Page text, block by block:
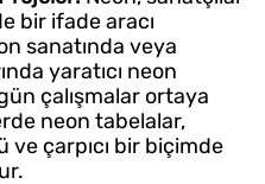
bir ifade aracı
sanatında veya
yaratıcı neon
çalışmalar ortaya
neon tabelalar,
ve çarpıcı bir biçimde